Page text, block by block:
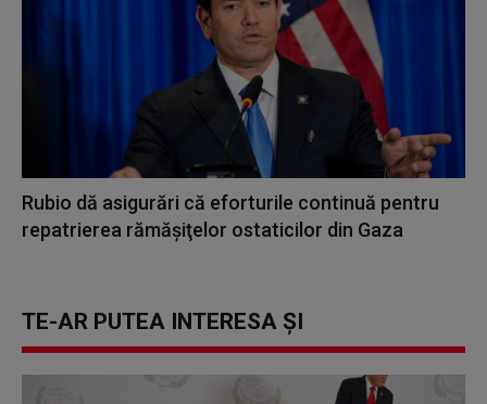
Rubio dă asigurări că eforturile continuă pentru
repatrierea rămăşiţelor ostaticilor din Gaza
TE-AR PUTEA INTERESA ȘI